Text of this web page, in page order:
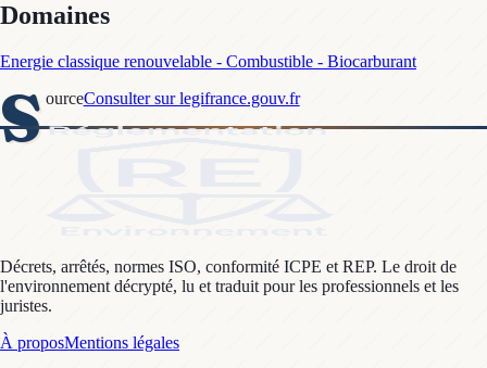
Domaines
Energie classique renouvelable - Combustible - Biocarburant
S ourceConsulter sur legifrance.gouv.fr
Décrets, arrêtés, normes ISO, conformité ICPE et REP. Le droit de
l'environnement décrypté, lu et traduit pour les professionnels et les
juristes.
À proposMentions légales